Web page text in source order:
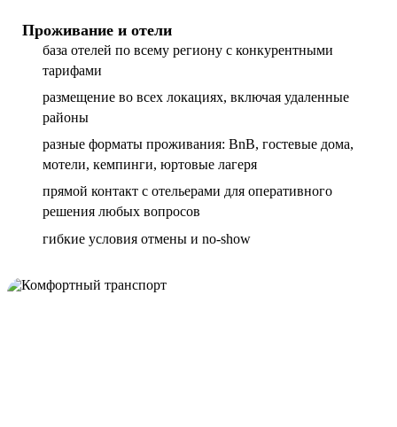
Проживание и отели
база отелей по всему региону с конкурентными
тарифами
размещение во всех локациях, включая удаленные
районы
разные форматы проживания: BnB, гостевые дома,
мотели, кемпинги, юртовые лагеря
прямой контакт с отельерами для оперативного
решения любых вопросов
гибкие условия отмены и no-show